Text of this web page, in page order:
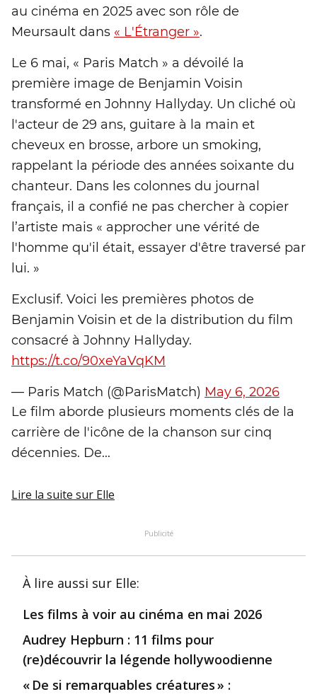
au cinéma en 2025 avec son rôle de
Meursault dans « L'Étranger ».
Le 6 mai, « Paris Match » a dévoilé la
première image de Benjamin Voisin
transformé en Johnny Hallyday. Un cliché où
l'acteur de 29 ans, guitare à la main et
cheveux en brosse, arbore un smoking,
rappelant la période des années soixante du
chanteur. Dans les colonnes du journal
français, il a confié ne pas chercher à copier
l’artiste mais « approcher une vérité de
l'homme qu'il était, essayer d'être traversé par
lui. »
Exclusif. Voici les premières photos de
Benjamin Voisin et de la distribution du film
consacré à Johnny Hallyday.
https://t.co/90xeYaVqKM
— Paris Match (@ParisMatch) May 6, 2026
Le film aborde plusieurs moments clés de la
carrière de l'icône de la chanson sur cinq
décennies. De...
Lire la suite sur Elle
Publicité
À lire aussi sur Elle:
Les films à voir au cinéma en mai 2026
Audrey Hepburn : 11 films pour
(re)découvrir la légende hollywoodienne
« De si remarquables créatures » :